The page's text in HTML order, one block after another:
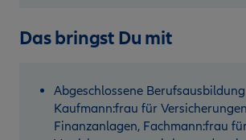
Das bringst Du mit
Abgeschlossene
Kaufmann:frau für
Finanzanlagen, Fachmann:frau für